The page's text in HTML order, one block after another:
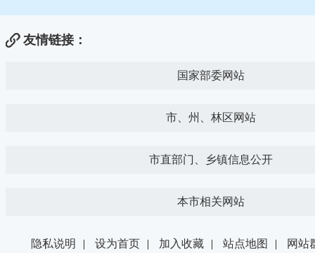
友情链接：
国家部委网站
市、州、林区网站
市直部门、乡镇信息公开
本市相关网站
隐私说明 | 设为首页 | 加入收藏 | 站点地图 | 网站